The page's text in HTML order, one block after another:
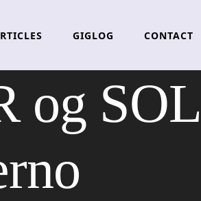
GIGLOG CONTACT
og